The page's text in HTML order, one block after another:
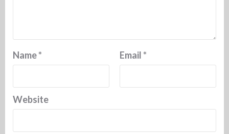
Name* Email*
Website